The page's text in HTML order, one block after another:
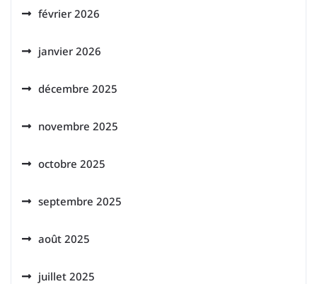
février 2026
janvier 2026
décembre 2025
novembre 2025
octobre 2025
septembre 2025
août 2025
juillet 2025